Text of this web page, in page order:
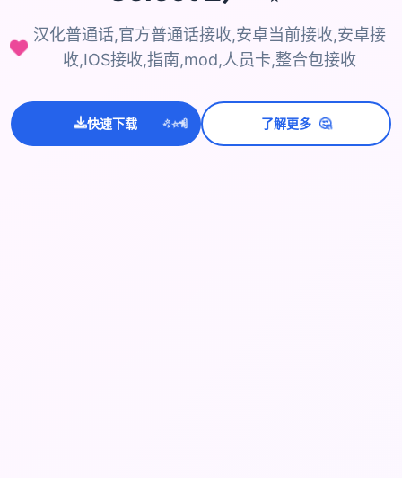
汉化普通话,官方普通话接收,安卓当前接收,安卓接
收,IOS接收,指南,mod,人员卡,整合包接收
快速下载 ✨⭐💫 了解更多 🤔